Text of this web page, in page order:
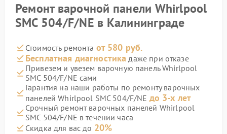
Ремонт варочной панели Whirlpool
SMC 504/F/NE в Калининграде
Стоимость ремонта от 580 руб.
Бесплатная диагностика даже при отказе
Привезем и увезем варочную панель Whirlpool
SMC 504/F/NE сами
Гарантия на наши работы по ремонту варочных
панелей Whirlpool SMC 504/F/NE до 3-х лет
Срочный ремонт варочных панелей Whirlpool
SMC 504/F/NE в течении часа
Скидка для вас до 20%